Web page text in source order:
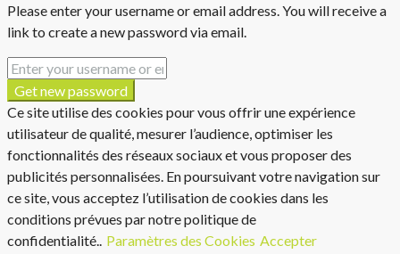
Please enter your username or email address. You will receive a
link to create a new password via email.
Get new password
Ce site utilise des cookies pour vous offrir une expérience
utilisateur de qualité, mesurer l’audience, optimiser les
fonctionnalités des réseaux sociaux et vous proposer des
publicités personnalisées. En poursuivant votre navigation sur
ce site, vous acceptez l’utilisation de cookies dans les
conditions prévues par notre politique de
confidentialité..
Paramètres des Cookies Accepter